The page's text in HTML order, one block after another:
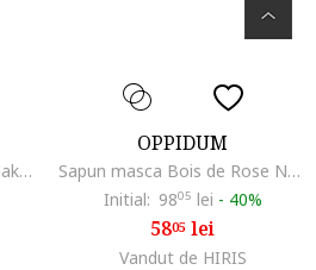
Ulei de curatare Respect Make-up Remover La Seve des Arbres, 100 ml
OPPIDUM
Sapun masca Bois de Rose Nutrition Plus Care, 45 g
Initial: 9805 lei - 40%
5805 lei
Vandut de HIRIS